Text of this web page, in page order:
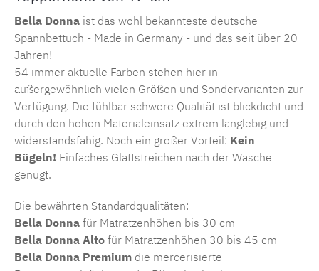
Bella Donna ist das wohl bekannteste deutsche
Spannbettuch - Made in Germany - und das seit über 20
Jahren!
54 immer aktuelle Farben stehen hier in
außergewöhnlich vielen Größen und Sondervarianten zur
Verfügung. Die fühlbar schwere Qualität ist blickdicht und
durch den hohen Materialeinsatz extrem langlebig und
widerstandsfähig. Noch ein großer Vorteil: Kein
Bügeln! Einfaches Glattstreichen nach der Wäsche
genügt.
Die bewährten Standardqualitäten:
Bella Donna für Matratzenhöhen bis 30 cm
Bella Donna Alto für Matratzenhöhen 30 bis 45 cm
Bella Donna Premium die mercerisierte